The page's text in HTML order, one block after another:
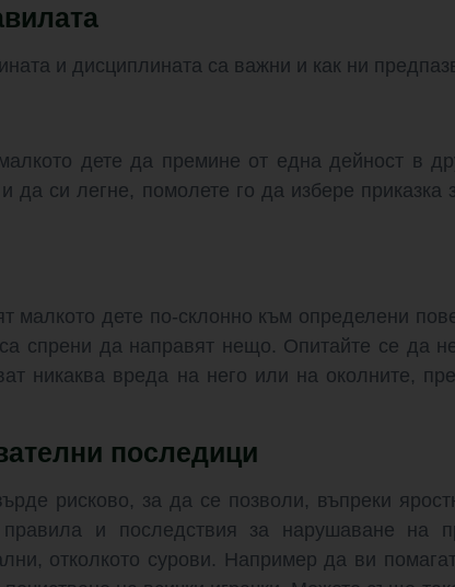
и дисциплината са важни и как ни
дете да премине от една дейност в
да си легне, помолете го да избере
малкото дете по-склонно към определени
спрени да направят нещо. Опитайте се да
никаква вреда на него или на околните,
последици
рисково, за да се позволи, въпреки
и последствия за нарушаване на
отколкото сурови. Например да ви